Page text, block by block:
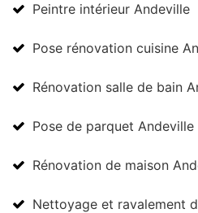
Peintre intérieur Andeville
Pose rénovation cuisine
Rénovation salle de bain
Pose de parquet Andeville
Rénovation de maison
Nettoyage et ravalement